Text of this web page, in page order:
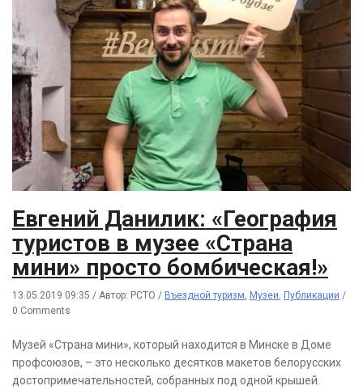
Евгений Данилик: «География
туристов в музее «Страна
мини» просто бомбическая!»
13.05.2019 09:35 / Автор: РСТО / Въездной туризм, Музеи, Публикации /
0 Comments
Музей «Страна мини», который находится в Минске в Доме
профсоюзов, – это несколько десятков макетов белорусских
достопримечательностей, собранных под одной крышей.